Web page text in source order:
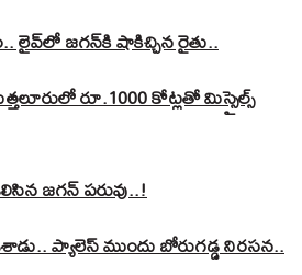
లైవ్‌లో జగన్‌కి షాకిచ్చిన రైతు..
రూ.1000 కోట్లతో మిస్సైల్స్
జగన్ పరువు..!
ప్యాలెస్‌ ముందు బోరుగడ్డ నిరసన..